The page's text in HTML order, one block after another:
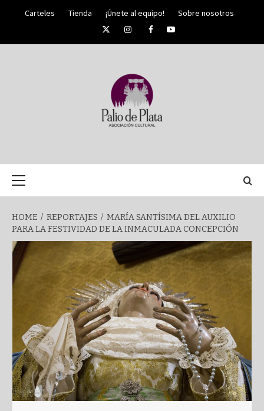
Carteles Tienda ¡Únete al equipo!
Sobre nosotros
TwitterInstagramFacebookYouTube
SEMANA
SANTA DE
MÁLAGA
HOME REPORTAJES
MARÍA SANTÍSIMA DEL AUXILIO
PARA LA FESTIVIDAD DE LA INMACULADA CONCEPCIÓN